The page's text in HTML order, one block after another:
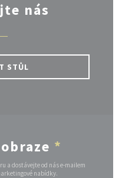
nás
STŮL
*
a dostávejte od nás e-mailem
nabídky.